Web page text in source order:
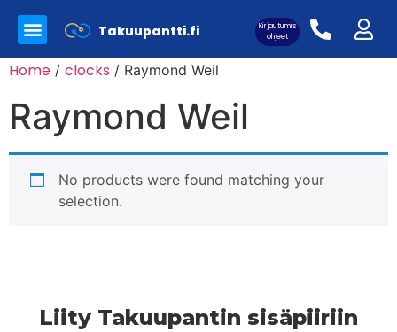
Takuupantti.fi
Kirjautumis
ohjeet
Asiakaskirjautuminen:
Home / clocks / Raymond Weil
Raymond Weil
No products were found matching your
selection.
Liity Takuupantin sisäpiiriin